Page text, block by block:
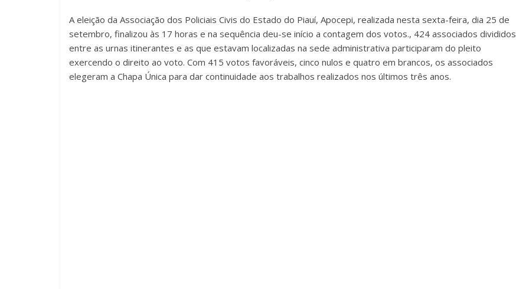
A eleição da Associação dos Policiais Civis do Estado do Piauí, Apocepi, realizada nesta sexta-feira, dia 25 de
setembro, finalizou às 17 horas e na sequência deu-se início a contagem dos votos., 424 associados divididos
entre as urnas itinerantes e as que estavam localizadas na sede administrativa participaram do pleito
exercendo o direito ao voto. Com 415 votos favoráveis, cinco nulos e quatro em brancos, os associados
elegeram a Chapa Única para dar continuidade aos trabalhos realizados nos últimos três anos.